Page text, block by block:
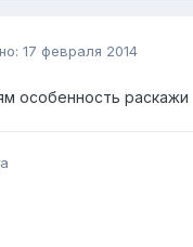
17 февраля 2014
особенность раскажи